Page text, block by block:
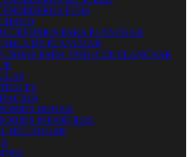
FIJOS
PARA PLANCHAR
DE PLANCHAR
PARA TABLA DE PLANCHAR
TV
HOGAR
INFANTILES
DEL HOGAR